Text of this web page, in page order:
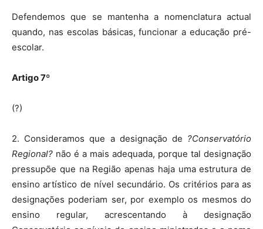
Defendemos que se mantenha a nomenclatura actual
quando, nas escolas básicas, funcionar a educação pré-
escolar.
Artigo 7º
(?)
2. Consideramos que a designação de ?Conservatório
Regional? não é a mais adequada, porque tal designação
pressupõe que na Região apenas haja uma estrutura de
ensino artístico de nível secundário. Os critérios para as
designações poderiam ser, por exemplo os mesmos do
ensino regular, acrescentando à designação